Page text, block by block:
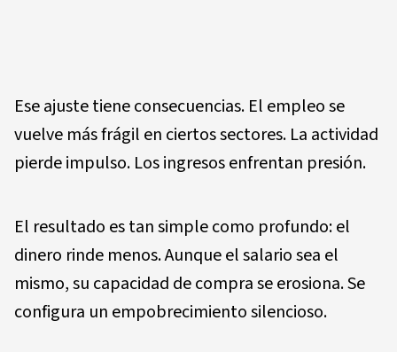
Ese ajuste tiene consecuencias. El empleo se
vuelve más frágil en ciertos sectores. La actividad
pierde impulso. Los ingresos enfrentan presión.
El resultado es tan simple como profundo: el
dinero rinde menos. Aunque el salario sea el
mismo, su capacidad de compra se erosiona. Se
configura un empobrecimiento silencioso.